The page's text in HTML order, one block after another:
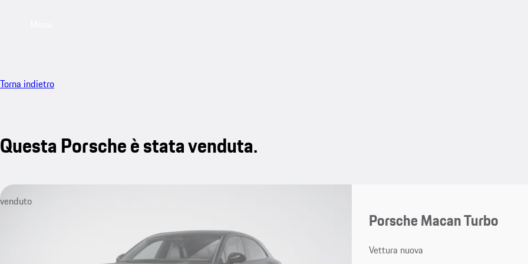
Torna indietro
Questa Porsche è stata venduta.
venduto
Porsche Macan Turbo
Vettura nuova